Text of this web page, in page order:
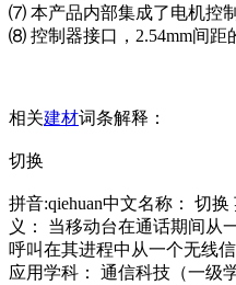
⑺ 本产品内部集成了电机控制
⑻ 控制器接口，2.54mm间距
相关建材词条解释：
切换
拼音:qiehuan中文名称： 切换
义： 当移动台在通话期间从
呼叫在其进程中从一个无线
应用学科： 通信科技（一级